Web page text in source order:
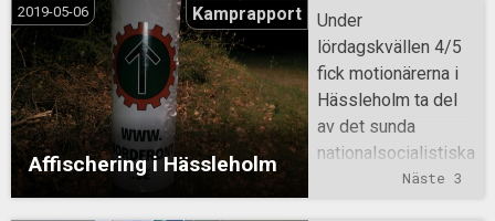
till ett villaområde
där ca 100 flygblad
med information om
varför EU måste
lämnas och 450
Revolutionen börjar
med dig-flygblad
Affischering i Hässleholm
2019-05-06 Kamprapport
Under
lördagskvällen 4/5
fick motionärerna i
Hässleholm ta del
av det sunda
nationalsocialistiska
budskapet. 56Näste 3